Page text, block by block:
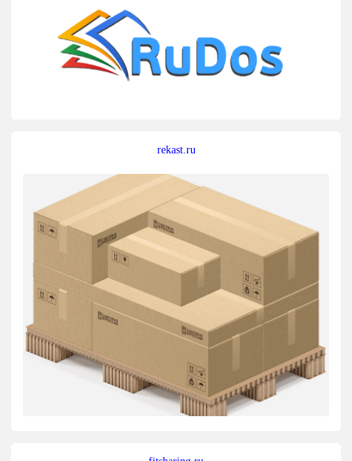
rekast.ru